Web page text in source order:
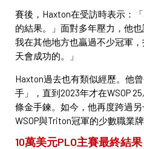
賽後，Haxton在受訪時表示：
的結果。」面對多年壓力，他也
我在其他地方也贏過不少冠軍
天會成功的。」
Haxton過去也有類似經歷。他
手」，直到2023年才在WSOP
條金手鍊。如今，他再度跨過
WSOP與Triton冠軍的少數職業牌
10萬美元PLO主賽最終結果